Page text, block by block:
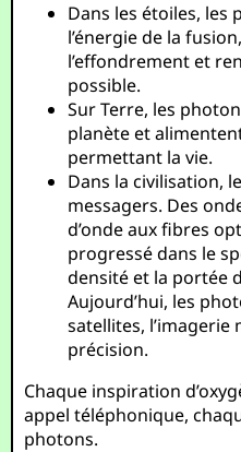
Dans les étoiles,
l’énergie de la
l’effondrement et
possible.
Sur Terre, les
planète et
permettant la vie.
Dans la civilisation,
messagers. Des
d’onde aux fibres
progressé dans le
densité et la portée
Aujourd’hui, les
satellites, l’imagerie
précision.
Chaque inspiration
appel téléphonique,
photons.